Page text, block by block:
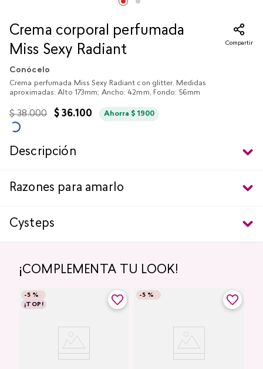
Crema corporal perfumada
Miss Sexy Radiant
Compartir
Conócelo
Crema perfumada Miss Sexy Radiant con glitter. Medidas
aproximadas: Alto 173mm; Ancho: 42mm, Fondo: 56mm
$ 38.000 $ 36.100 Ahorra$ 1900
Descripción
Razones para amarlo
Cysteps
¡COMPLEMENTA TU LOOK!
-5 %
¡TOP!
-5 %